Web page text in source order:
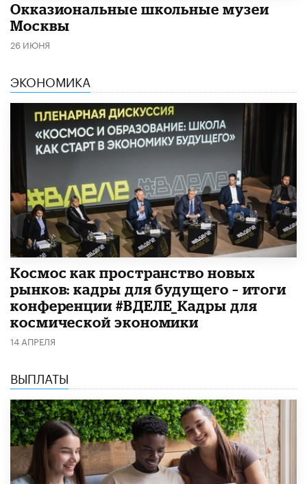
​Окказиональные школьные музеи
Москвы
26 ИЮНЯ
ЭКОНОМИКА
Космос как пространство новых
рынков: кадры для будущего – итоги
конференции #ВДЕЛЕ_Кадры для
космической экономики
14 АПРЕЛЯ
ВЫПЛАТЫ